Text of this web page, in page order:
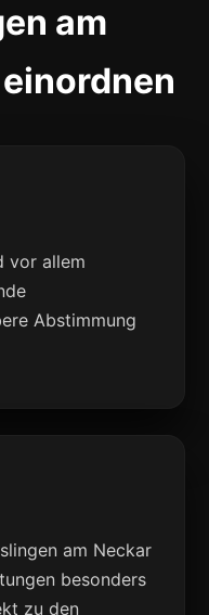
am
vor allem
Abstimmung
am Neckar
besonders
zu den